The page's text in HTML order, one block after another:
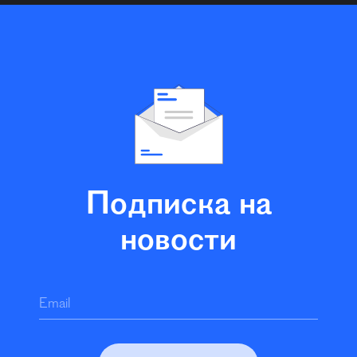
Подписка на
новости
Email